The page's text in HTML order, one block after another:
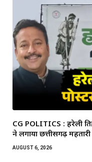
CG POLITICS : हरेली
ने लगाया छत्तीसगढ़
AUGUST 6, 2026